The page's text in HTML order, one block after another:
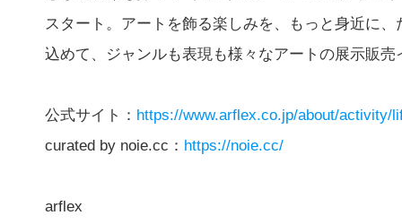
スタート。アートを飾る楽しみを、もっと身近に
込めて、ジャンルも表現も様々なアートの展示販
公式サイト： https://www.arflex.co.jp/about/activity/
curated by noie.cc： https://noie.cc/
arflex